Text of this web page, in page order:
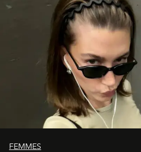
FEMMES